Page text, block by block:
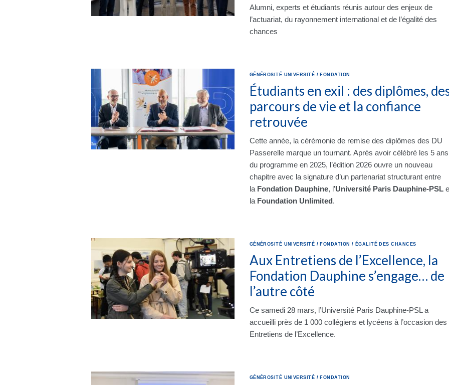
Alumni, experts et étudiants réunis autour des enjeux de
l’actuariat, du rayonnement international et de l’égalité des
chances
GÉNÉROSITÉ UNIVERSITÉ / FONDATION
Étudiants en exil : des diplômes,
parcours de vie et la confiance
retrouvée
Cette année, la cérémonie de remise des diplômes des DU
Passerelle marque un tournant. Après avoir célébré les 5 ans
du programme en 2025, l’édition 2026 ouvre un nouveau
chapitre avec la signature d’un partenariat structurant entre
la Fondation Dauphine, l’Université Paris Dauphine-PSL
la Foundation Unlimited.
GÉNÉROSITÉ UNIVERSITÉ / FONDATION / ÉGALITÉ DES CHANCES
Aux Entretiens de l’Excellence, la
Fondation Dauphine s’engage… de
l’autre côté
Ce samedi 28 mars, l’Université Paris Dauphine-PSL a
accueilli près de 1 000 collégiens et lycéens à l’occasion des
Entretiens de l’Excellence.
GÉNÉROSITÉ UNIVERSITÉ / FONDATION